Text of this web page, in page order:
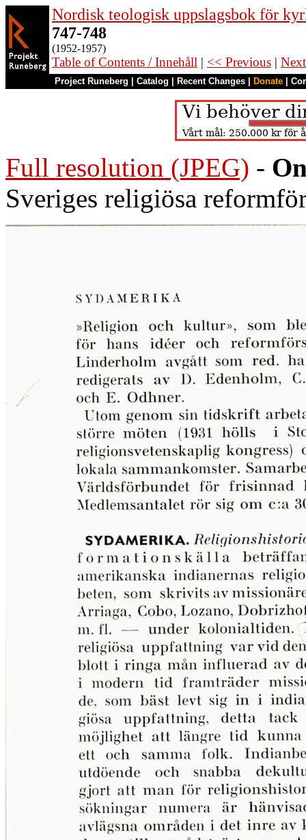
Nordisk teologisk uppslagsbok för
747-748
(1952-1957)
Table of Contents / Innehåll | << Previous |
Project Runeberg Catalog Recent Changes Donate
Full resolution (JPEG) -
Sveriges religiösa